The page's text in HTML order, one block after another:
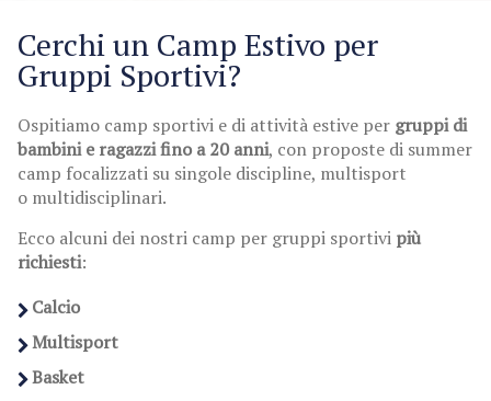
Cerchi un Camp Estivo per
Gruppi Sportivi?
Ospitiamo camp sportivi e di attività estive per gruppi di
bambini e ragazzi fino a 20 anni, con proposte di summer
camp focalizzati su singole discipline, multisport
o multidisciplinari.
Ecco alcuni dei nostri camp per gruppi sportivi più
richiesti:
Calcio
Multisport
Basket